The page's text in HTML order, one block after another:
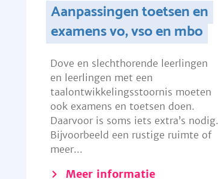
Aanpassingen toetsen en
examens vo, vso en mbo
Dove en slechthorende leerlingen
en leerlingen met een
taalontwikkelingsstoornis moeten
ook examens en toetsen doen.
Daarvoor is soms iets extra’s nodig.
Bijvoorbeeld een rustige ruimte of
meer...
Meer informatie